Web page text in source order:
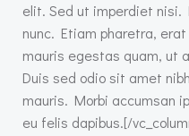
elit. Sed ut imperdiet nisi.
nunc. Etiam pharetra,
mauris egestas quam, ut
Duis sed odio sit amet
mauris. Morbi accumsan
eu felis dapibus.[/